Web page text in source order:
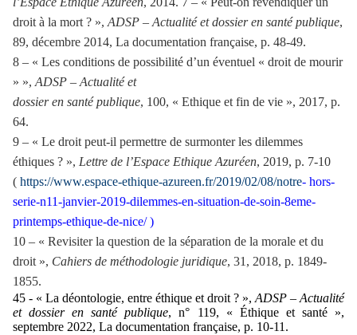
droit à la mort ? », ADSP – Actualité et dossier en santé publique,
89, décembre 2014, La documentation française, p. 48-49.
8 – « Les conditions de possibilité d’un éventuel « droit de mourir
» », ADSP – Actualité et
dossier en santé publique, 100, « Ethique et fin de vie », 2017, p.
64.
9 – « Le droit peut-il permettre de surmonter les dilemmes
éthiques ? », Lettre de l’Espace Ethique Azuréen, 2019, p. 7-10
( https://www.espace-ethique-azureen.fr/2019/02/08/notre- hors-
serie-n11-janvier-2019-dilemmes-en-situation-de-soin-8eme-
printemps-ethique-de-nice/ )
10 – « Revisiter la question de la séparation de la morale et du
droit », Cahiers de méthodologie juridique, 31, 2018, p. 1849-
1855.
45 - « La déontologie, entre éthique et droit ? », ADSP – Actualité
et dossier en santé publique, n° 119, « Éthique et santé »,
septembre 2022, La documentation française, p. 10-11.